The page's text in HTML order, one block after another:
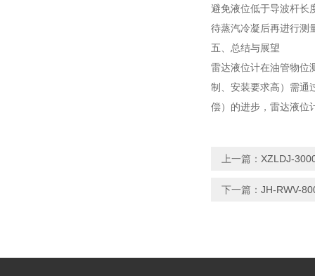
避免液位低于导波杆长
待蒸汽冷凝后再进行测
五、总结与展望
雷达液位计在油管物位
制、安装要求高）需通
偿）的进步，雷达液位
上一篇： XZLDJ-
下一篇： JH-RWV-